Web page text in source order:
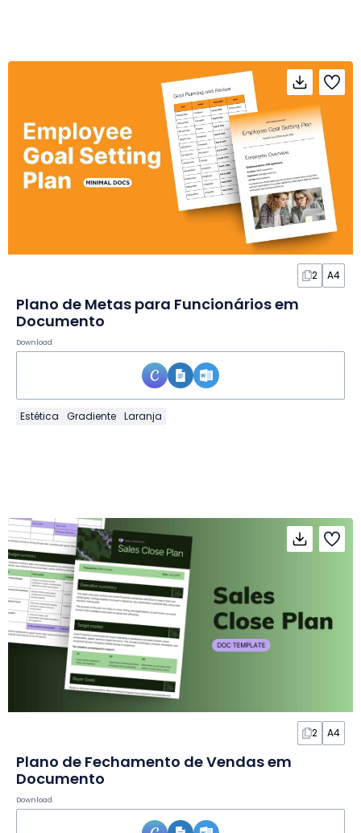
2 A4
Plano de Metas para Funcionários em
Documento
Download
Estética Gradiente Laranja
2 A4
Plano de Fechamento de Vendas em
Documento
Download